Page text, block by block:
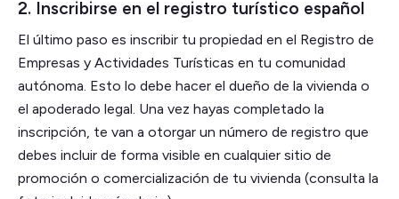
2. Inscribirse en el registro turístico español
El último paso es inscribir tu propiedad en el Registro de
Empresas y Actividades Turísticas en tu comunidad
autónoma. Esto lo debe hacer el dueño de la vivienda o
el apoderado legal. Una vez hayas completado la
inscripción, te van a otorgar un número de registro que
debes incluir de forma visible en cualquier sitio de
promoción o comercialización de tu vivienda (consulta la